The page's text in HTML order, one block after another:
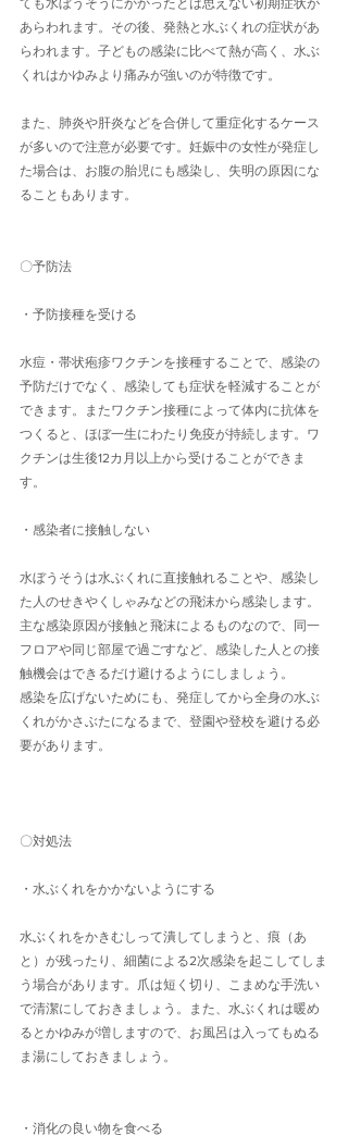
ても水ぼうそうにかかったとは思えない初期症状が
あらわれます。その後、発熱と水ぶくれの症状があ
らわれます。子どもの感染に比べて熱が高く、水ぶ
くれはかゆみより痛みが強いのが特徴です。
また、肺炎や肝炎などを合併して重症化するケース
が多いので注意が必要です。妊娠中の女性が発症し
た場合は、お腹の胎児にも感染し、失明の原因にな
ることもあります。
〇予防法
・予防接種を受ける
水痘・帯状疱疹ワクチンを接種することで、感染の
予防だけでなく、感染しても症状を軽減することが
できます。またワクチン接種によって体内に抗体を
つくると、ほぼ一生にわたり免疫が持続します。ワ
クチンは生後12カ月以上から受けることができま
す。
・感染者に接触しない
水ぼうそうは水ぶくれに直接触れることや、感染し
た人のせきやくしゃみなどの飛沫から感染します。
主な感染原因が接触と飛沫によるものなので、同一
フロアや同じ部屋で過ごすなど、感染した人との接
触機会はできるだけ避けるようにしましょう。
感染を広げないためにも、発症してから全身の水ぶ
くれがかさぶたになるまで、登園や登校を避ける必
要があります。
〇対処法
・水ぶくれをかかないようにする
水ぶくれをかきむしって潰してしまうと、痕（あ
と）が残ったり、細菌による2次感染を起こしてしま
う場合があります。爪は短く切り、こまめな手洗い
で清潔にしておきましょう。また、水ぶくれは暖め
るとかゆみが増しますので、お風呂は入ってもぬる
ま湯にしておきましょう。
・消化の良い物を食べる